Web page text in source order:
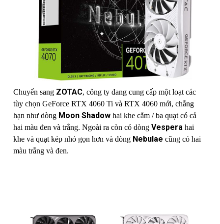
Chuyển sang ZOTAC, công ty đang cung cấp một loạt các
tùy chọn GeForce RTX 4060 Ti và RTX 4060 mới, chẳng
hạn như dòng Moon Shadow hai khe cắm / ba quạt có cả
hai màu đen và trắng. Ngoài ra còn có dòng Vespera hai
khe và quạt kép nhỏ gọn hơn và dòng Nebulae cũng có hai
màu trắng và đen.